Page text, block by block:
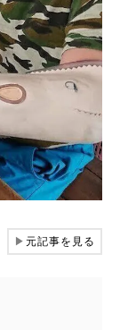
▶元記事を見る